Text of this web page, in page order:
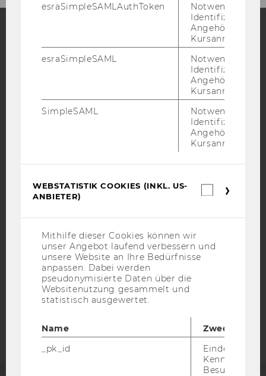
FacebookInstagramBlog
NewsletterBluesky
BARRIEREFREIHEITSERKLÄRUNG WEBSEITE
DATENSCHUTZERKLÄRUNG
STUDIENBEWERBER*INNEN UND STUDIERENDE
COOKIE EINSTELLUNGEN
Barrierefreiheitserklärung
esraSimpleSAMLAuthToken
Notwendig zur
Identifizierung
Angehörige/r für
Kursanmeldung.
esraSimpleSAML
Notwendig zur
Identifizierung
Angehörige/r für
Kursanmeldung.
SimpleSAML
Notwendig zur
Identifizierung
Angehörige/r für
Kursanmeldung.
WEBSTATISTIK COOKIES (INKL. US-
ANBIETER)
Mithilfe dieser Cookies können wir
unser Angebot laufend verbessern und
unsere Website an Ihre Bedürfnisse
anpassen. Dabei werden
pseudonymisierte Daten über die
Websitenutzung gesammelt und
statistisch ausgewertet.
Name
Zweck
_pk_id
Eindeutige
Besuchers